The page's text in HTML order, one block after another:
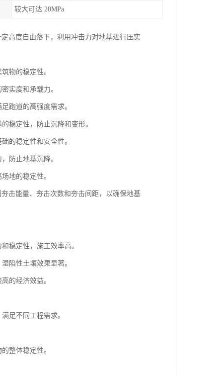
较大可达 20MPa
高度自由落下，利用冲击力对地基进行压实
物的稳定性。
实度和承载力。
跑道的高强度需求。
稳定性，防止沉降和变形。
的稳定性和安全性。
防止地基沉降。
地的稳定性。
击能量、夯击次数和夯击间距，以确保地基
稳定性，施工效率高。
陷性土壤效果显著。
的经济效益。
足不同工程需求。
整体稳定性。